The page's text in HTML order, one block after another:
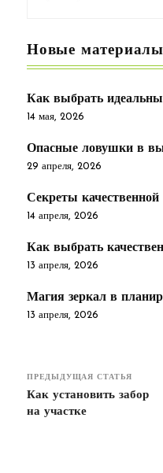
Новые
Как выбрать
14 мая, 2026
Опасные ловушки в
29 апреля, 2026
Секреты
14 апреля, 2026
Как выбрать
13 апреля, 2026
Магия зеркал в
13 апреля, 2026
ПРЕДЫДУЩАЯ СТАТЬЯ
Как установить забор
на участке